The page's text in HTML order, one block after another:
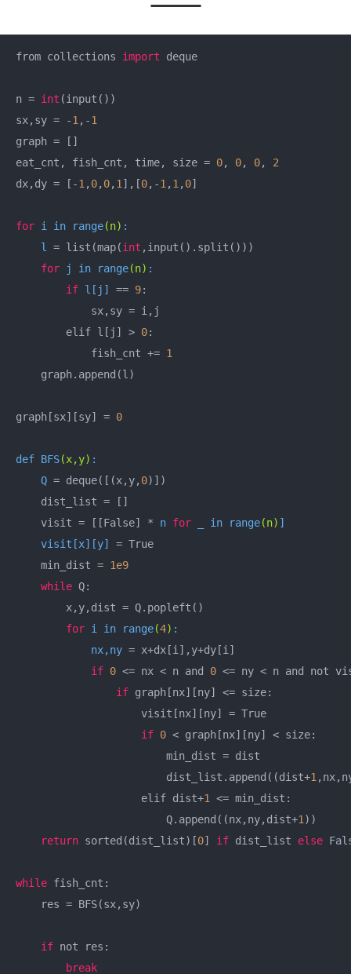
from collections import deque
n = int (input())
sx,sy = -1,-1
graph = []
eat_cnt, fish_cnt, time, size = 0, 0, 0, 2
dx,dy = [-1, 0, 0, 1],[0,-1, 1, 0]
for i in range(n) :
    l
= list(map(int ,input().split()))
for j in range(n) :
if l[j] == 9:
            sx,sy = i,j
        elif l[j] >
0:
            fish_cnt +=
1
    graph.append(l)
graph[sx][sy] = 0
def BFS(x,y) :
    Q
= deque([(x,y, 0)])
    dist_list = []
    visit = [[False] *
n for _ in range(n) ]
    visit[x][y]
= True
    min_dist =
1e9
while Q:
        x,y,dist = Q.popleft()
for i in range(4) :
            nx,ny
= x+dx[i],y+dy[i]
if 0 <= nx < n and 0 <= ny < n and not
if graph[nx][ny] <= size:
                    visit[nx][ny] = True
if 0 < graph[nx][ny] < size:
                        min_dist = dist
                        dist_list.append((dist+
1
                    elif dist+
1 <= min_dist:
                        Q.append((nx,ny,dist+
1))
return sorted(dist_list)[0] if dist_list else
while fish_cnt:
    res = BFS(sx,sy)
if not res:
break